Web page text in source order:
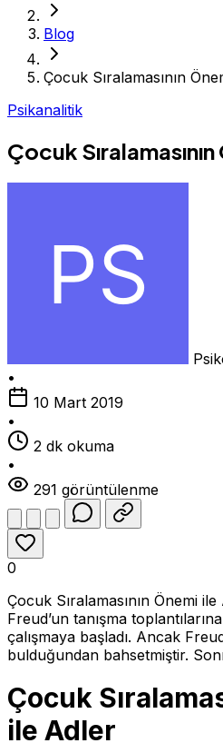
Blog
Çocuk Sıralamasının
Psikanalitik
Çocuk
•
10 Mart 2019
•
2 dk okuma
•
291 görüntülenme
0
Çocuk Sıralamasının Önemi
Freud’un tanışma
çalışmaya başladı. Ancak
bulduğundan bahsetmiştir.
Çocuk
ile Adler